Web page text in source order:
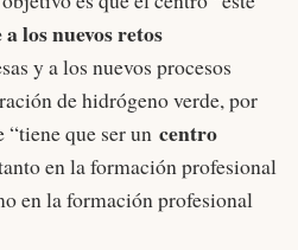
los nuevos retos
y a los nuevos procesos
de hidrógeno verde, por
que ser un centro
en la formación profesional
en la formación profesional